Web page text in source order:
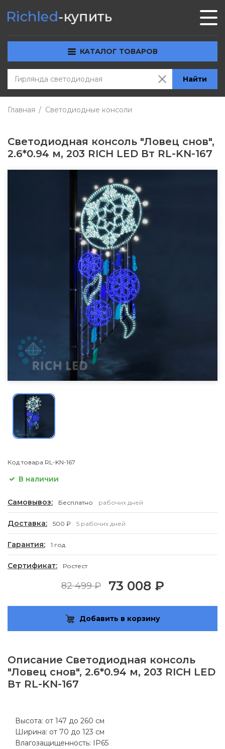
КАТАЛОГ ТОВАРОВ
Найти
Главная Светодиодные консоли
Светодиодная консоль "Ловец снов",
2.6*0.94 м, 203 RICH LED Вт RL-KN-167
Код товара RL-KN-167
В наличии
Самовывоз: Бесплатно рабочих дней
Доставка: 500 ₽ 5 рабочих дней
Гарантия: 1 год
Сертификат: Ростест
82 499 ₽ 73 008 ₽
Добавить в корзину
Описание Светодиодная консоль
"Ловец снов", 2.6*0.94 м, 203 RICH LED
Вт RL-KN-167
Высота: от 147 до 260 см
Ширина: от 70 до 123 см
Влагозащищенность: IP65